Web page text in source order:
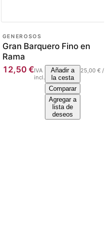
GENEROSOS
Gran Barquero Fino en
Rama
12,50€IVA
incl.
25,00€/
Añadir a
la cesta
Comparar
Agregar a
lista de
deseos